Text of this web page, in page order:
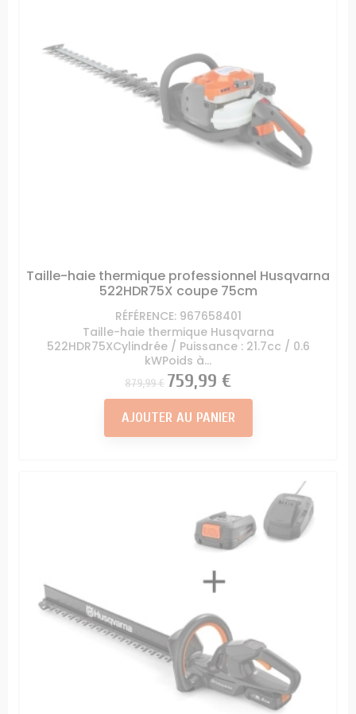
Taille-haie thermique professionnel Husqvarna
522HDR75X coupe 75cm
RÉFÉRENCE: 967658401
Taille-haie thermique Husqvarna
522HDR75XCylindrée / Puissance : 21.7cc / 0.6
kWPoids à...
Prix
879,99 € Prix
759,99 €
AJOUTER AU PANIER